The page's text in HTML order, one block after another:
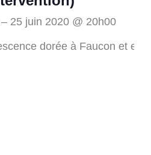
– 25 juin 2020 @ 20h00